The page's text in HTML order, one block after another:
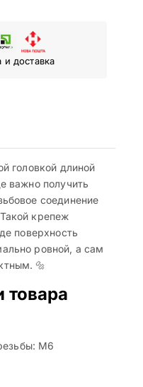
и доставка
головкой длиной
важно получить
соединение
крепеж
поверхность
ровной, а сам
🔩
товара
М6